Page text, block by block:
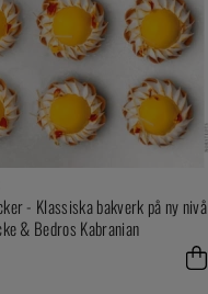
- Klassiska bakverk på ny nivå
& Bedros Kabranian